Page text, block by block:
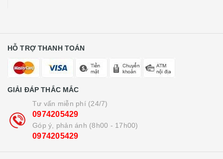
HỖ TRỢ THANH TOÁN
GIẢI ĐÁP THẮC MẮC
Tư vấn miễn phí (24/7)
0974205429
Góp ý, phản ánh (8h00 - 17h00)
0974205429